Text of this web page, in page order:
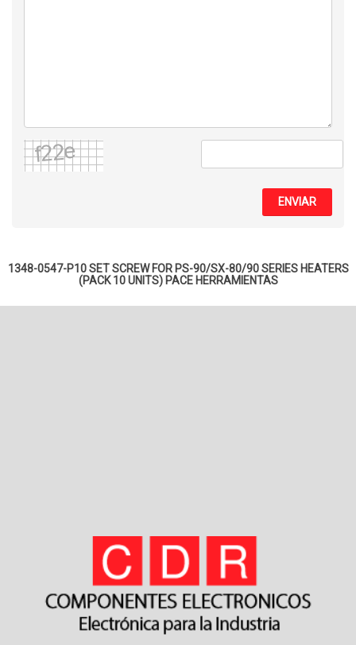
ENVIAR
1348-0547-P10 SET SCREW FOR PS-90/SX-80/90 SERIES HEATERS
(PACK 10 UNITS) PACE HERRAMIENTAS